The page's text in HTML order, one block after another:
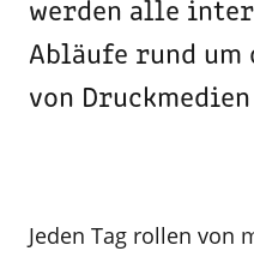
werden alle
Abläufe rund
von
Jeden Tag rollen von